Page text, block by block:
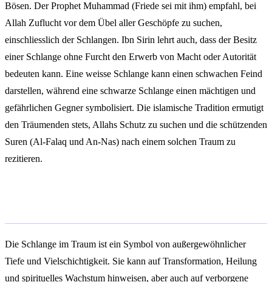
Bösen. Der Prophet Muhammad (Friede sei mit ihm) empfahl, bei
Allah Zuflucht vor dem Übel aller Geschöpfe zu suchen,
einschliesslich der Schlangen. Ibn Sirin lehrt auch, dass der Besitz
einer Schlange ohne Furcht den Erwerb von Macht oder Autorität
bedeuten kann. Eine weisse Schlange kann einen schwachen Feind
darstellen, während eine schwarze Schlange einen mächtigen und
gefährlichen Gegner symbolisiert. Die islamische Tradition ermutigt
den Träumenden stets, Allahs Schutz zu suchen und die schützenden
Suren (Al-Falaq und An-Nas) nach einem solchen Traum zu
rezitieren.
Die Schlange im Traum ist ein Symbol von außergewöhnlicher
Tiefe und Vielschichtigkeit. Sie kann auf Transformation, Heilung
und spirituelles Wachstum hinweisen, aber auch auf verborgene